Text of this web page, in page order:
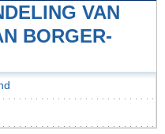
VAN
BORGER-